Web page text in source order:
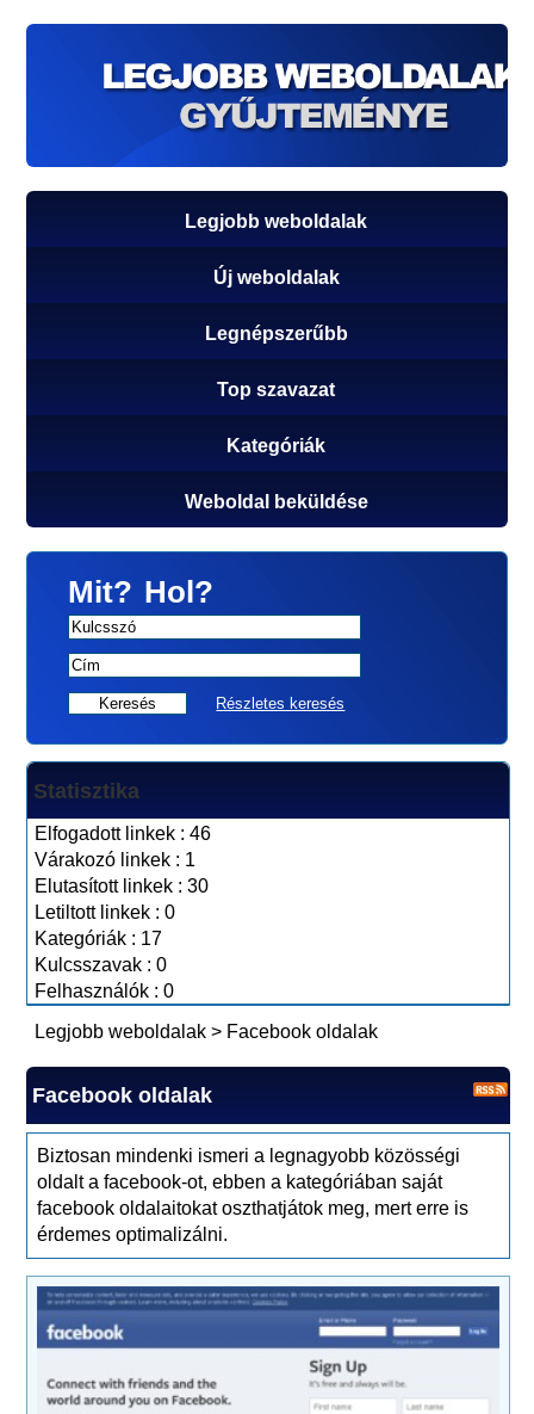
Legjobb weboldalak
Új weboldalak
Legnépszerűbb
Top szavazat
Kategóriák
Weboldal beküldése
Mit? Hol?
Részletes keresés
Statisztika
Elfogadott linkek : 46
Várakozó linkek : 1
Elutasított linkek : 30
Letiltott linkek : 0
Kategóriák : 17
Kulcsszavak : 0
Felhasználók : 0
Legjobb weboldalak > Facebook oldalak
Facebook oldalak
Biztosan mindenki ismeri a legnagyobb közösségi
oldalt a facebook-ot, ebben a kategóriában saját
facebook oldalaitokat oszthatjátok meg, mert erre is
érdemes optimalizálni.